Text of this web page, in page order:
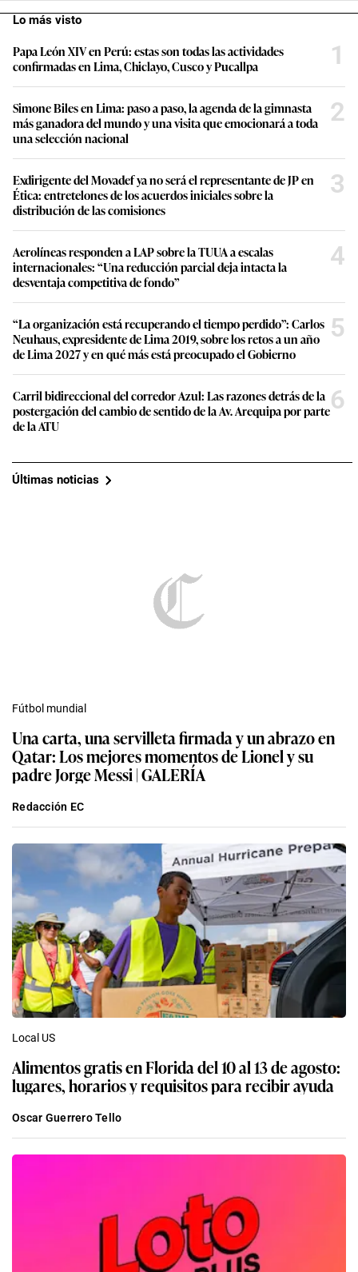
Lo más visto
Papa León XIV en Perú: estas son todas las actividades
confirmadas en Lima, Chiclayo, Cusco y Pucallpa
1
Simone Biles en Lima: paso a paso, la agenda de la gimnasta
más ganadora del mundo y una visita que emocionará a toda
una selección nacional
2
Exdirigente del Movadef ya no será el representante de JP en
Ética: entretelones de los acuerdos iniciales sobre la
distribución de las comisiones
3
Aerolíneas responden a LAP sobre la TUUA a escalas
internacionales: “Una reducción parcial deja intacta la
desventaja competitiva de fondo”
4
“La organización está recuperando el tiempo perdido”: Carlos
Neuhaus, expresidente de Lima 2019, sobre los retos a un año
de Lima 2027 y en qué más está preocupado el Gobierno
5
Carril bidireccional del corredor Azul: Las razones detrás de la
postergación del cambio de sentido de la Av. Arequipa por parte
de la ATU
6
Últimas noticias
Fútbol mundial
Una carta, una servilleta firmada y un abrazo en
Qatar: Los mejores momentos de Lionel y su
padre Jorge Messi | GALERÍA
Redacción EC
Local US
Alimentos gratis en Florida del 10 al 13 de agosto:
lugares, horarios y requisitos para recibir ayuda
Oscar Guerrero Tello